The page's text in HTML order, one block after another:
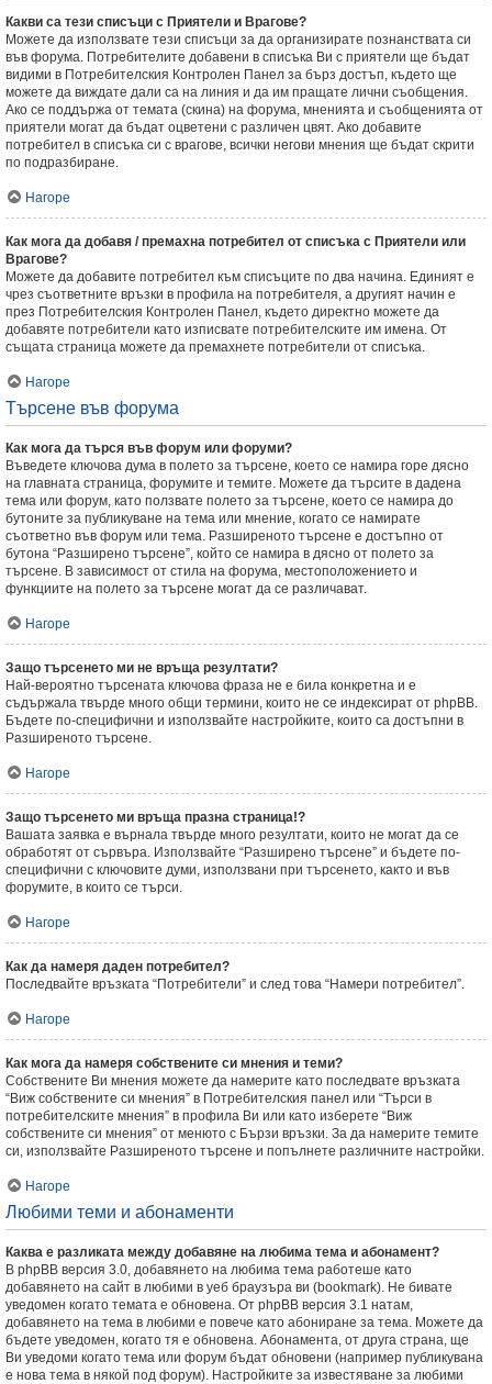
Какви са тези списъци с Приятели и Врагове?
Можете да използвате тези списъци за да организирате познанствата си
във форума. Потребителите добавени в списъка Ви с приятели ще бъдат
видими в Потребителския Контролен Панел за бърз достъп, където ще
можете да виждате дали са на линия и да им пращате лични съобщения.
Ако се поддържа от темата (скина) на форума, мненията и съобщенията от
приятели могат да бъдат оцветени с различен цвят. Ако добавите
потребител в списъка си с врагове, всички негови мнения ще бъдат скрити
по подразбиране.
Нагоре
Как мога да добавя / премахна потребител от списъка с Приятели или
Врагове?
Можете да добавите потребител към списъците по два начина. Единият е
чрез съответните връзки в профила на потребителя, а другият начин е
през Потребителския Контролен Панел, където директно можете да
добавяте потребители като изписвате потребителските им имена. От
същата страница можете да премахнете потребители от списъка.
Нагоре
Търсене във форума
Как мога да търся във форум или форуми?
Въведете ключова дума в полето за търсене, което се намира горе дясно
на главната страница, форумите и темите. Можете да търсите в дадена
тема или форум, като ползвате полето за търсене, което се намира до
бутоните за публикуване на тема или мнение, когато се намирате
съответно във форум или тема. Разширеното търсене е достъпно от
бутона “Разширено търсене”, който се намира в дясно от полето за
търсене. В зависимост от стила на форума, местоположението и
функциите на полето за търсене могат да се различават.
Нагоре
Защо търсенето ми не връща резултати?
Най-вероятно търсената ключова фраза не е била конкретна и е
съдържала твърде много общи термини, които не се индексират от phpBB.
Бъдете по-специфични и използвайте настройките, които са достъпни в
Разширеното търсене.
Нагоре
Защо търсенето ми връща празна страница!?
Вашата заявка е върнала твърде много резултати, които не могат да се
обработят от сървъра. Използвайте “Разширено търсене” и бъдете по-
специфични с ключовите думи, използвани при търсенето, както и във
форумите, в които се търси.
Нагоре
Как да намеря даден потребител?
Последвайте връзката “Потребители” и след това “Намери потребител”.
Нагоре
Как мога да намеря собствените си мнения и теми?
Собствените Ви мнения можете да намерите като последвате връзката
“Виж собствените си мнения” в Потребителския панел или “Търси в
потребителските мнения” в профила Ви или като изберете “Виж
собствените си мнения” от менюто с Бързи връзки. За да намерите темите
си, използвайте Разширеното търсене и попълнете различните настройки.
Нагоре
Любими теми и абонаменти
Каква е разликата между добавяне на любима тема и абонамент?
В phpBB версия 3.0, добавянето на любима тема работеше като
добавянето на сайт в любими в уеб браузъра ви (bookmark). Не бивате
уведомен когато темата е обновена. От phpBB версия 3.1 натам,
добавянето на тема в любими е повече като абониране за тема. Можете да
бъдете уведомен, когато тя е обновена. Абонамента, от друга страна, ще
Ви уведоми когато тема или форум бъдат обновени (например публикувана
е нова тема в някой под форум). Настройките за известяване за любими